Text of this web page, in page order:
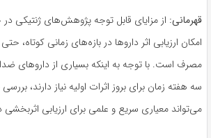
قهرمانی: از مزایای قابل توجه پژوهش‌های ژنتیکی
امکان ارزیابی اثر داروها در بازه‌های زمانی
مصرف است. با توجه به اینکه بسیاری از داروهای
سه هفته زمان برای بروز اثرات اولیه نیاز دارند،
می‌تواند معیاری سریع و علمی برای ارزیابی اثربخشی